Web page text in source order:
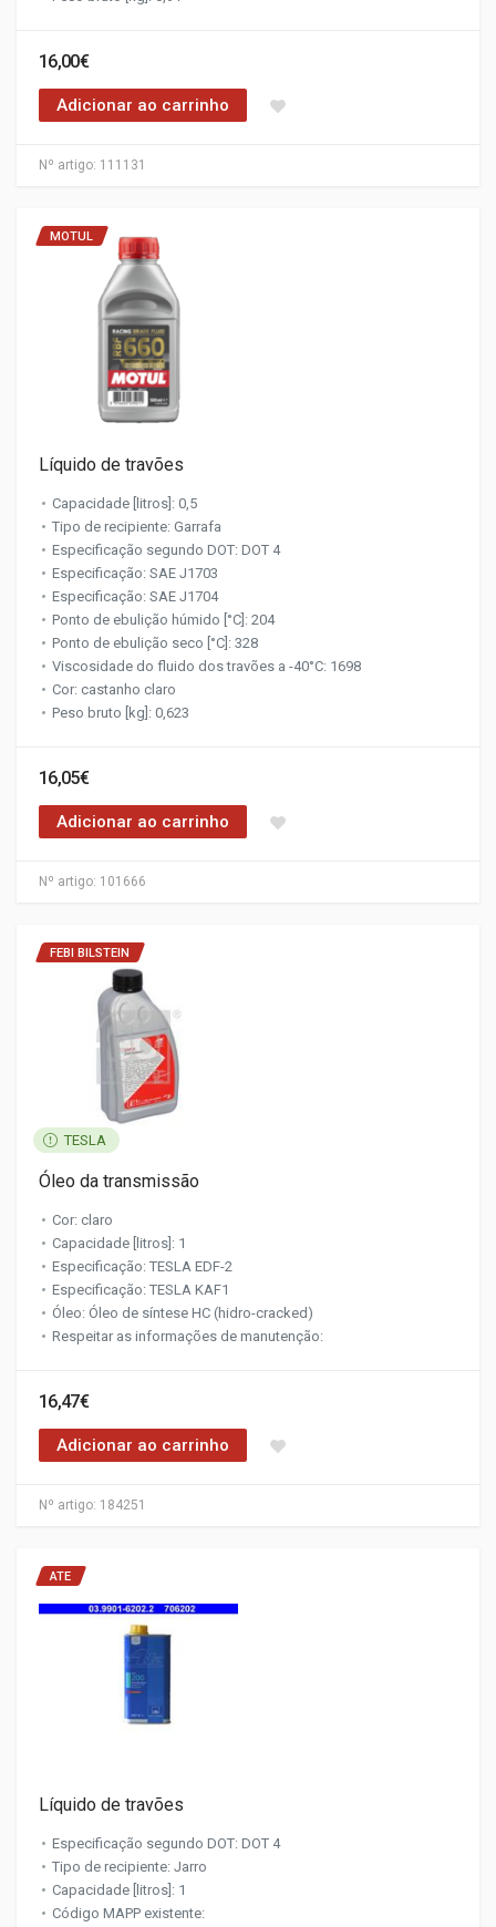
Nº artigo: 111131
16,00€
Adicionar ao carrinho
Nº artigo: 101666
MOTUL
Líquido de travões
Capacidade [litros]: 0,5
Tipo de recipiente: Garrafa
Especificação segundo DOT: DOT 4
Especificação: SAE J1703
Especificação: SAE J1704
Ponto de ebulição húmido [°C]: 204
Ponto de ebulição seco [°C]: 328
Viscosidade do fluido dos travões a -40°C: 1698
Cor: castanho claro
Peso bruto [kg]: 0,623
16,05€
Adicionar ao carrinho
TESLA
Nº artigo: 184251
FEBI BILSTEIN
Óleo da transmissão
Cor: claro
Capacidade [litros]: 1
Especificação: TESLA EDF-2
Especificação: TESLA KAF1
Óleo: Óleo de síntese HC (hidro-cracked)
Respeitar as informações de manutenção:
16,47€
Adicionar ao carrinho
ATE
Líquido de travões
Especificação segundo DOT: DOT 4
Tipo de recipiente: Jarro
Capacidade [litros]: 1
Código MAPP existente: